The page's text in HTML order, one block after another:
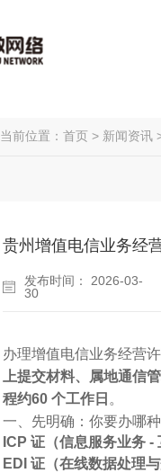
当前位置： 首页 > 新闻资讯
贵州增值电信业务经
发布时间： 2026-03-
30
办理增值电信业务经营
上提交材料、属地通信
程约60 个工作日 。
一、先明确：你要办哪种
ICP 证（信息服务业务 -
EDI 证（在线数据处理与